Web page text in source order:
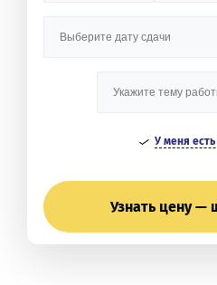
У меня
Узнать цену —